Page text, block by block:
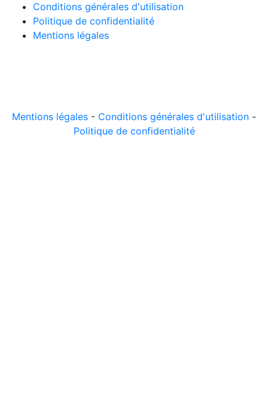
Conditions générales d'utilisation
Politique de confidentialité
Mentions légales
Mentions légales - Conditions générales d'utilisation -
Politique de confidentialité